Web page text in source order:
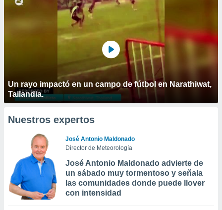
Un rayo impactó en un campo de fútbol en Narathiwat,
Tailandia.
Nuestros expertos
José Antonio Maldonado
Director de Meteorología
José Antonio Maldonado advierte de
un sábado muy tormentoso y señala
las comunidades donde puede llover
con intensidad